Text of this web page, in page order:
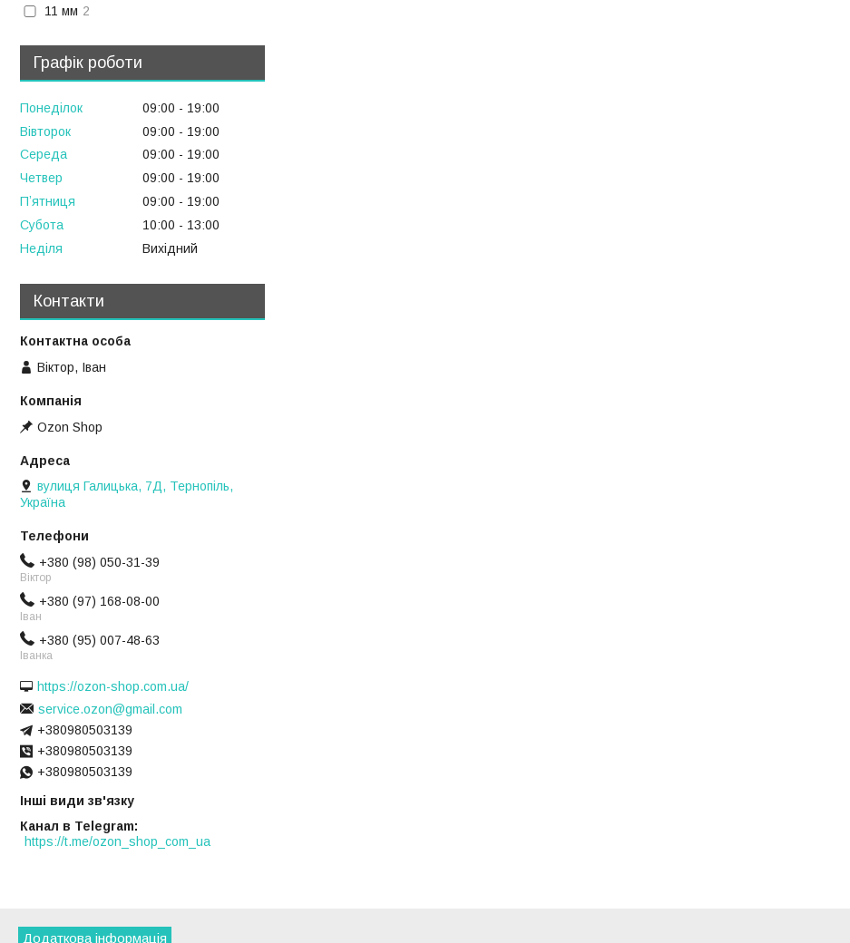
11 мм 2
Графік роботи
Понеділок 09:00
19:00
Вівторок
09:00
19:00
Середа
09:00
19:00
Четвер
09:00
19:00
Пʼятниця
09:00
19:00
Субота
10:00
13:00
Неділя
Вихідний
Контакти
Віктор, Іван
Ozon Shop
вулиця Галицька, 7Д, Тернопіль,
Україна
+380 (98) 050-31-39
Віктор
+380 (97) 168-08-00
Іван
+380 (95) 007-48-63
Іванка
https://ozon-shop.com.ua/
service.ozon@gmail.com
+380980503139
+380980503139
+380980503139
Інші види зв'язку
Канал в Telegram
https://t.me/ozon_shop_com_ua
Додаткова інформація